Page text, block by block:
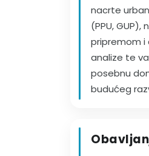
nacrte
(PPU,
pripremom i
analize te
posebnu
budućeg